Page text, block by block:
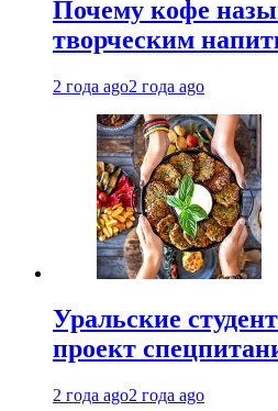
Почему кофе
творческим
2 года ago2 года ago
Уральские
проект
2 года ago2 года ago